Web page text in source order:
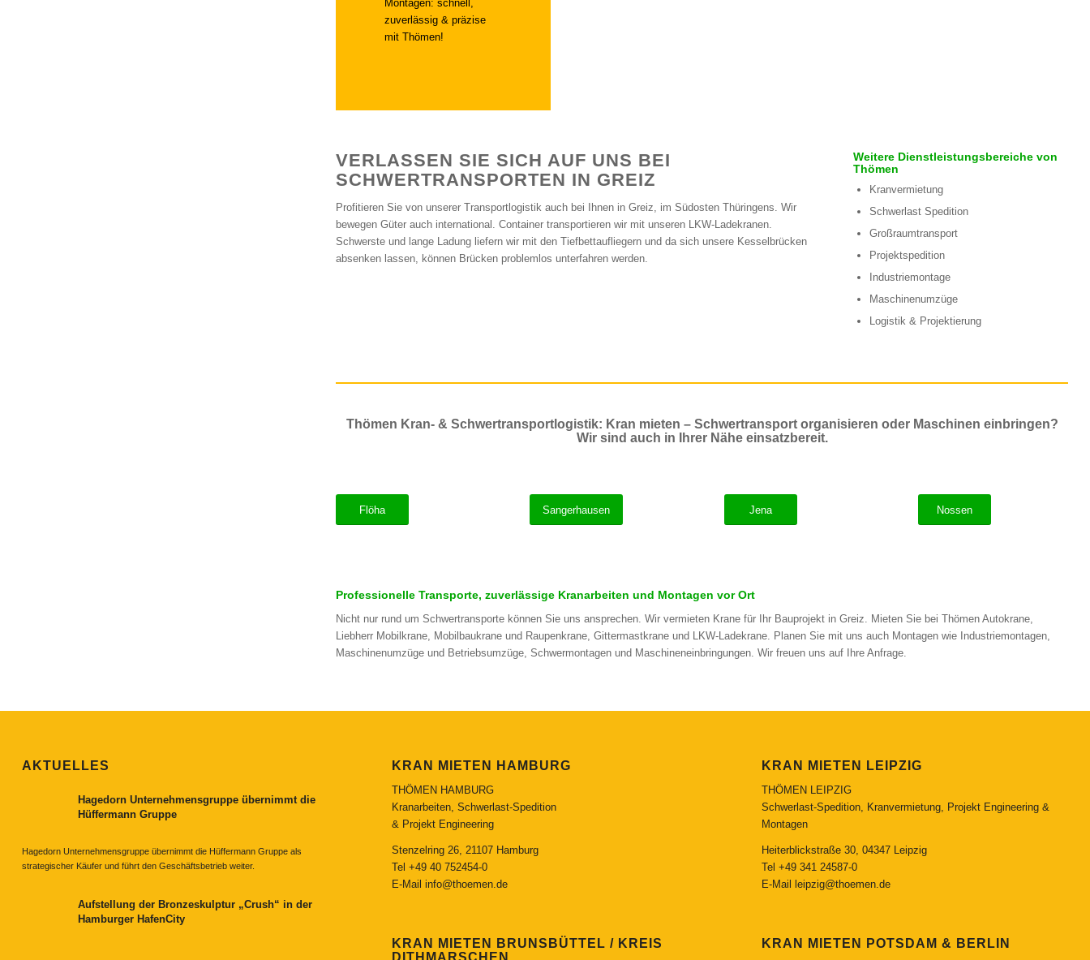
Montagen: schnell,
zuverlässig & präzise
mit Thömen!
VERLASSEN SIE SICH AUF UNS BEI
SCHWERTRANSPORTEN IN GREIZ
Profitieren Sie von unserer Transportlogistik auch bei Ihnen in Greiz, im Südosten Thüringens. Wir
bewegen Güter auch international. Container transportieren wir mit unseren LKW-Ladekranen.
Schwerste und lange Ladung liefern wir mit den Tiefbettaufliegern und da sich unsere Kesselbrücken
absenken lassen, können Brücken problemlos unterfahren werden.
Weitere Dienstleistungsbereiche von
Thömen
Kranvermietung
Schwerlast Spedition
Großraumtransport
Projektspedition
Industriemontage
Maschinenumzüge
Logistik & Projektierung
Thömen Kran- & Schwertransportlogistik: Kran mieten – Schwertransport organisieren oder Maschinen einbringen?
Wir sind auch in Ihrer Nähe einsatzbereit.
Flöha Sangerhausen Jena Nossen
Professionelle Transporte, zuverlässige Kranarbeiten und Montagen vor Ort
Nicht nur rund um Schwertransporte können Sie uns ansprechen. Wir vermieten Krane für Ihr Bauprojekt in Greiz. Mieten Sie bei Thömen Autokrane,
Liebherr Mobilkrane, Mobilbaukrane und Raupenkrane, Gittermastkrane und LKW-Ladekrane. Planen Sie mit uns auch Montagen wie Industriemontagen,
Maschinenumzüge und Betriebsumzüge, Schwermontagen und Maschineneinbringungen. Wir freuen uns auf Ihre Anfrage.
AKTUELLES
Hagedorn Unternehmensgruppe übernimmt die
Hüffermann Gruppe
Hagedorn Unternehmensgruppe übernimmt die Hüffermann Gruppe als
strategischer Käufer und führt den Geschäftsbetrieb weiter.
Aufstellung der Bronzeskulptur „Crush“ in der
Hamburger HafenCity
KRAN MIETEN HAMBURG
THÖMEN HAMBURG
Kranarbeiten, Schwerlast-Spedition
& Projekt Engineering
Stenzelring 26, 21107 Hamburg
Tel +49 40 752454-0
E-Mail info@thoemen.de
KRAN MIETEN BRUNSBÜTTEL / KREIS
KRAN MIETEN LEIPZIG
THÖMEN LEIPZIG
Schwerlast-Spedition, Kranvermietung, Projekt Engineering &
Montagen
Heiterblickstraße 30, 04347 Leipzig
Tel +49 341 24587-0
E-Mail
leipzig@thoemen.de
KRAN MIETEN POTSDAM & BERLIN